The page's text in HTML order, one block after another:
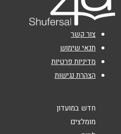
נושא*
אנא חזרו אלי בקשר ל...
הודעה*
צור קשר
תנאי שימוש
מדיניות פרטיות
הצהרת נגישות
חדש במועדון
מומלצים